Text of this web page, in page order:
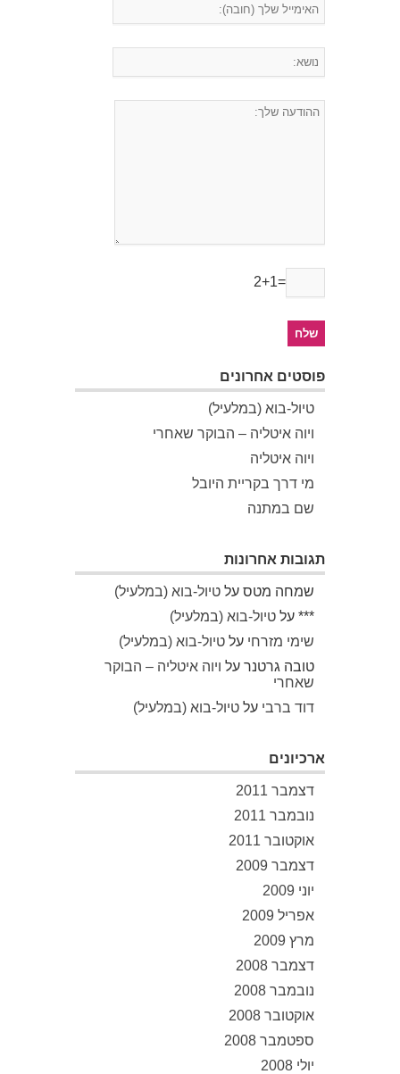
2+1=
פוסטים אחרונים
טיול-בוא (במלעיל)
ויוה איטליה – הבוקר שאחרי
ויוה איטליה
מי דרך בקריית היובל
שם במתנה
תגובות אחרונות
שמחה מטס על טיול-בוא (במלעיל)
*** על טיול-בוא (במלעיל)
שימי מזרחי על טיול-בוא (במלעיל)
טובה גרטנר על ויוה איטליה – הבוקר
שאחרי
דוד ברבי על טיול-בוא (במלעיל)
ארכיונים
דצמבר 2011
נובמבר 2011
אוקטובר 2011
דצמבר 2009
יוני 2009
אפריל 2009
מרץ 2009
דצמבר 2008
נובמבר 2008
אוקטובר 2008
ספטמבר 2008
יולי 2008